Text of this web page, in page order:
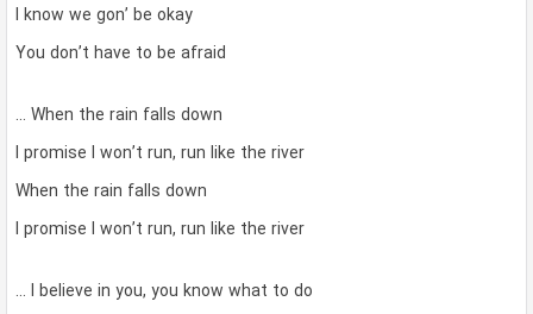
I know we gon’ be okay
You don’t have to be afraid
… When the rain falls down
I promise I won’t run, run like the river
When the rain falls down
I promise I won’t run, run like the river
… I believe in you, you know what to do